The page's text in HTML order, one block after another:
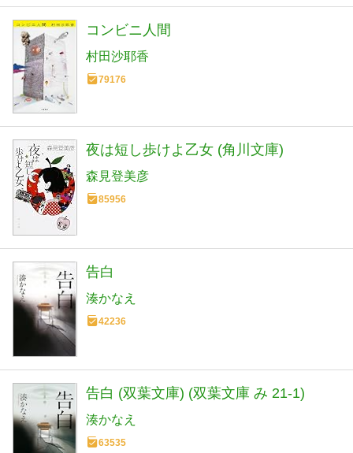
コンビニ人間
村田沙耶香
79176
夜は短し歩けよ乙女 (角川文庫)
森見登美彦
85956
告白
湊かなえ
42236
告白 (双葉文庫) (双葉文庫 み 21-1)
湊かなえ
63535